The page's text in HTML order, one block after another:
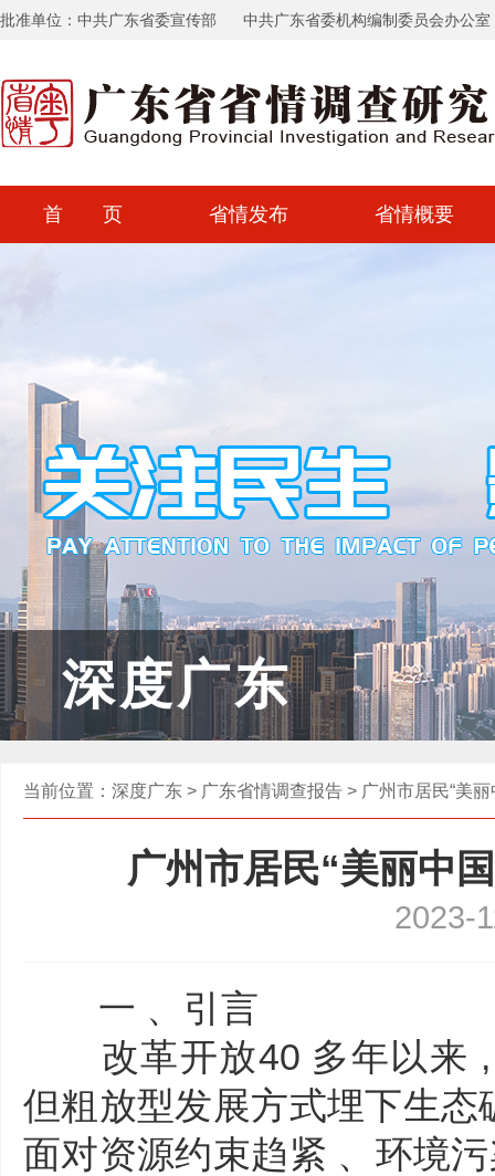
批准单位：中共广东省委宣传部 中共广东省委机构编制委员会办公室
首 页 省情发布 省情概要
深度广东
当前位置： 深度广东 > 广东省情调查报告 > 广州市居民“美
广州市居民“美丽中
2023-
一 、引言
改革开放40 多年以来 ,
但粗放型发展方式埋下生
面对资源约束趋紧 、环境